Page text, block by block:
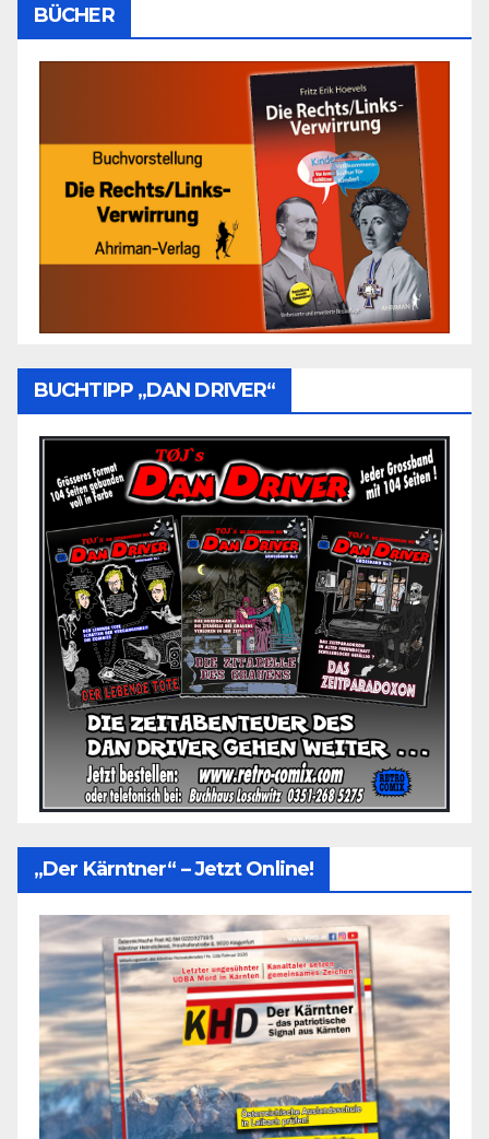
BÜCHER
BUCHTIPP „DAN DRIVER“
„Der Kärntner“ – Jetzt Online!